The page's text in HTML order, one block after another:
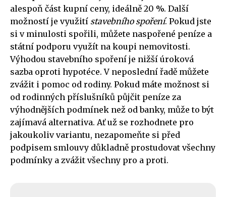
alespoň část kupní ceny, ideálně 20 %. Další
možností je využití stavebního spoření. Pokud jste
si v minulosti spořili, můžete naspořené peníze a
státní podporu využít na koupi nemovitosti.
Výhodou stavebního spoření je nižší úroková
sazba oproti hypotéce. V neposlední řadě můžete
zvážit i pomoc od rodiny. Pokud máte možnost si
od rodinných příslušníků půjčit peníze za
výhodnějších podmínek než od banky, může to být
zajímavá alternativa. Ať už se rozhodnete pro
jakoukoliv variantu, nezapomeňte si před
podpisem smlouvy důkladně prostudovat všechny
podmínky a zvážit všechny pro a proti.